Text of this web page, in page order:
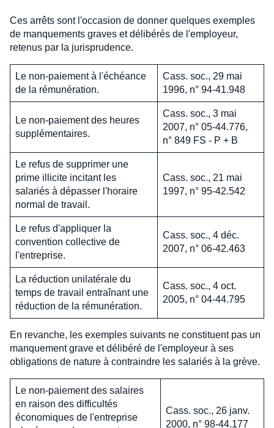
Ces arrêts sont l'occasion de donner quelques exemples
de manquements graves et délibérés de l'employeur,
retenus par la jurisprudence.
Le non-paiement à l'échéance
de la rémunération.
Cass. soc., 29 mai
1996, n° 94-41.948
Le non-paiement des heures
supplémentaires.
Cass. soc., 3 mai
2007, n° 05-44.776,
n° 849 FS - P + B
Le refus de supprimer une
prime illicite incitant les
salariés à dépasser l'horaire
normal de travail.
Cass. soc., 21 mai
1997, n° 95-42.542
Le refus d'appliquer la
convention collective de
l'entreprise.
Cass. soc., 4 déc.
2007, n° 06-42.463
La réduction unilatérale du
temps de travail entraînant une
réduction de la rémunération.
Cass. soc., 4 oct.
2005, n° 04-44.795
En revanche, les exemples suivants ne constituent pas un
manquement grave et délibéré de l'employeur à ses
obligations de nature à contraindre les salariés à la grève.
Le non-paiement des salaires
en raison des difficultés
économiques de l'entreprise
Cass. soc., 26 janv.
2000, n° 98-44.177